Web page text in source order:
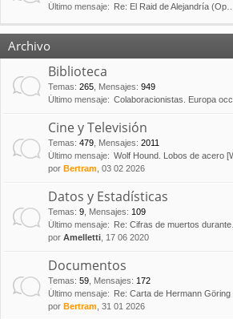
Último mensaje:
Re: El Raid de Alejandría (Op…
Archivo
Biblioteca
Temas: 265 Mensajes: 949
Último mensaje: Colaboracionistas. Europa
Cine y Televisión
Temas: 479 Mensajes: 2011
Último mensaje: Wolf Hound. Lobos de acero
por Bertram , 03 02 2026
Datos y Estadísticas
Temas: 9 Mensajes: 109
Último mensaje:
Re: Cifras de muertos
por Amelletti , 17 06 2020
Documentos
Temas: 59 Mensajes: 172
Último mensaje:
Re: Carta de Hermann Göring
por Bertram , 31 01 2026